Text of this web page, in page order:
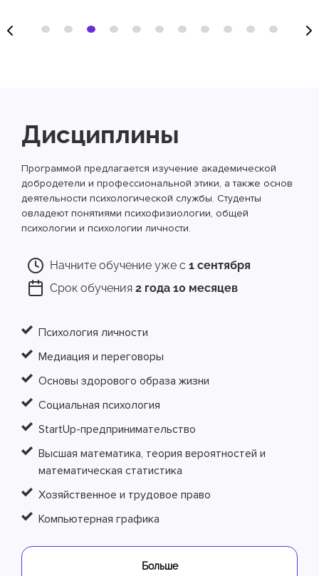
Дисциплины
Программой предлагается изучение академической
добродетели и профессиональной этики, а также основ
деятельности психологической службы. Студенты
овладеют понятиями психофизиологии, общей
психологии и психологии личности.
Начните обучение уже с 1 сентября
Срок обучения 2 года 10 месяцев
Психология личности
Медиация и переговоры
Основы здорового образа жизни
Социальная психология
StartUp-предпринимательство
Высшая математика, теория вероятностей и
математическая статистика
Хозяйственное и трудовое право
Компьютерная графика
Больше